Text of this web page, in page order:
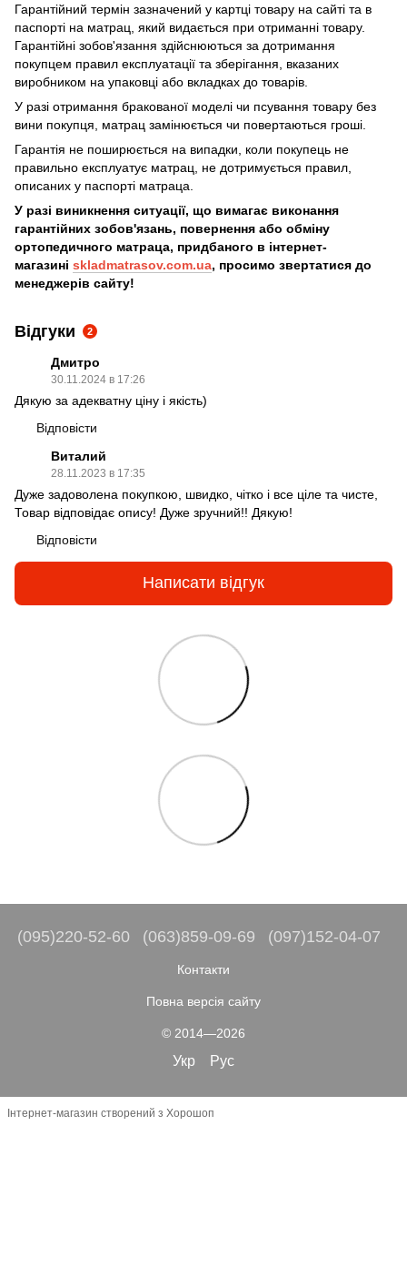
Гарантійний термін зазначений у картці товару на сайті та в
паспорті на матрац, який видається при отриманні товару.
​​​Гарантійні зобов'язання здійснюються за дотримання
покупцем правил експлуатації та зберігання, вказаних
виробником на упаковці або вкладках до товарів.
У разі отримання бракованої моделі чи псування товару без
вини покупця, матрац замінюється чи повертаються гроші.
Гарантія не поширюється на випадки, коли покупець не
правильно експлуатує матрац, не дотримується правил,
описаних у паспорті матраца.
У разі виникнення ситуації, що вимагає виконання
гарантійних зобов'язань, повернення або обміну
ортопедичного матраца, придбаного в інтернет-
магазині skladmatrasov.com.ua, просимо звертатися до
менеджерів сайту!
Відгуки 2
Дмитро
30.11.2024 в 17:26
Дякую за адекватну ціну і якість)
Відповісти
Виталий
28.11.2023 в 17:35
Дуже задоволена покупкою, швидко, чітко і все ціле та чисте,
Товар відповідає опису! Дуже зручний!! Дякую!
Відповісти
Написати відгук
(095)220-52-60 (063)859-09-69 (097)152-04-07
Контакти
Повна версія сайту
© 2014—2026
Укр Рус
Інтернет-магазин створений з Хорошоп